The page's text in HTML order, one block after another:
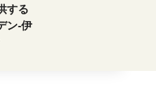
する
ン-伊